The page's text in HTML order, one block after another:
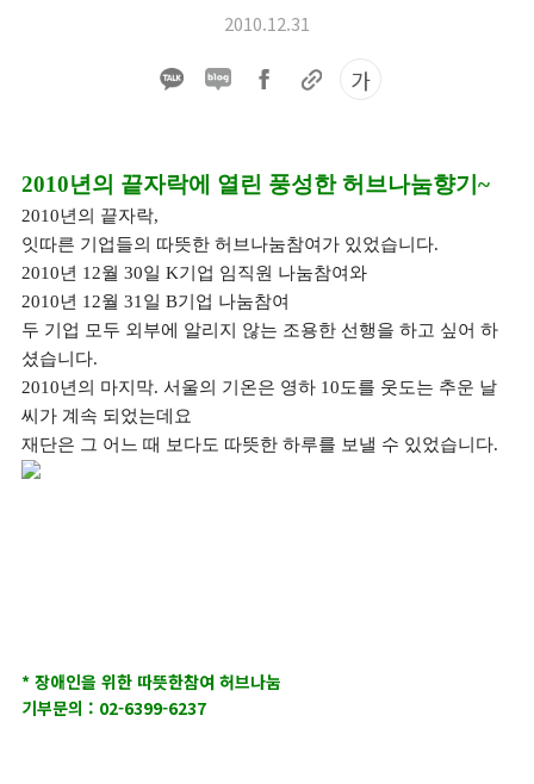
2010.12.31
가
2010년의 끝자락에 열린 풍성한 허브나눔향기~
2010년의 끝자락,
잇따른 기업들의 따뜻한 허브나눔참여가 있었습니다.
2010년 12월 30일 K기업 임직원 나눔참여와
2010년 12월 31일 B기업 나눔참여
두 기업 모두 외부에 알리지 않는 조용한 선행을 하고 싶어 하
셨습니다.
2010년의 마지막. 서울의 기온은 영하 10도를 웃도는 추운 날
씨가 계속 되었는데요
재단은 그 어느 때 보다도 따뜻한 하루를 보낼 수 있었습니다.
* 장애인을 위한 따뜻한참여 허브나눔
기부문의 : 02-6399-6237